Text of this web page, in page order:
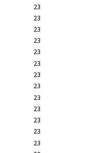
23
23
23
23
23
23
23
23
23
23
23
23
23